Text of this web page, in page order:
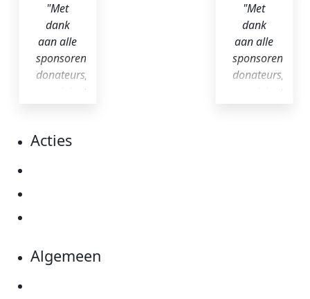
"Met
dank
aan alle
sponsoren,
donateurs,
wandelaars
"Met
dank
aan alle
sponsoren,
donateurs,
wandelaars
Acties
Algemeen